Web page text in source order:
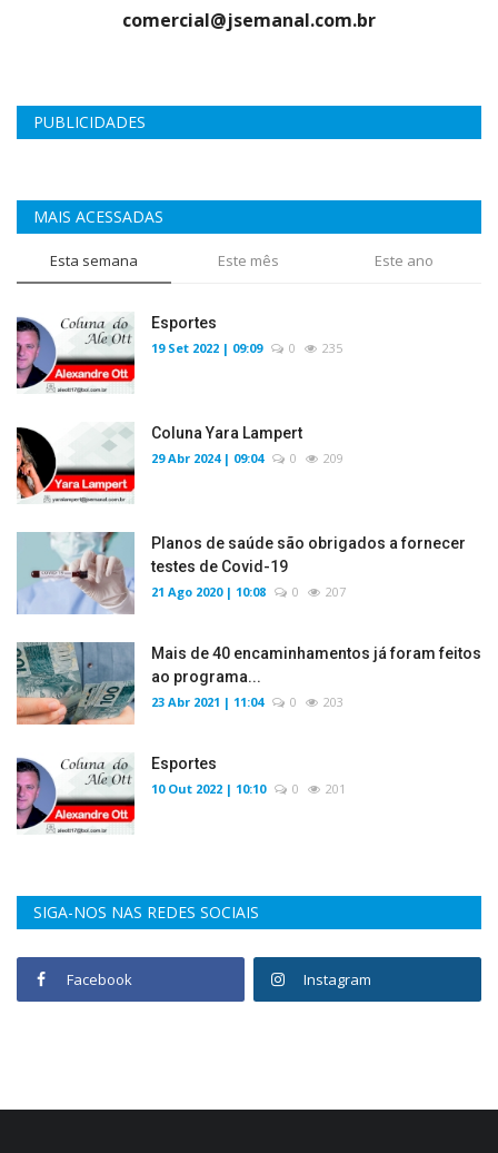
comercial@jsemanal.com.br
PUBLICIDADES
MAIS ACESSADAS
Esta semana Este mês Este ano
Esportes
19 Set 2022 | 09:09 0 235
Coluna Yara Lampert
29 Abr 2024 | 09:04 0 209
Planos de saúde são obrigados a fornecer
testes de Covid-19
21 Ago 2020 | 10:08 0 207
Mais de 40 encaminhamentos já foram feitos
ao programa...
23 Abr 2021 | 11:04 0 203
Esportes
10 Out 2022 | 10:10 0 201
SIGA-NOS NAS REDES SOCIAIS
Facebook Instagram